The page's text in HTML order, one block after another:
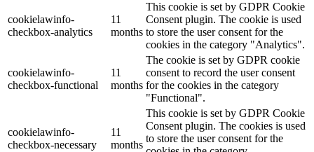
cookielawinfo-
checkbox-analytics
11
months
This cookie is set by GDPR Cookie
Consent plugin. The cookie is used
to store the user consent for the
cookies in the category "Analytics".
cookielawinfo-
checkbox-functional
11
months
The cookie is set by GDPR cookie
consent to record the user consent
for the cookies in the category
"Functional".
cookielawinfo-
checkbox-necessary
11
months
This cookie is set by GDPR Cookie
Consent plugin. The cookies is used
to store the user consent for the